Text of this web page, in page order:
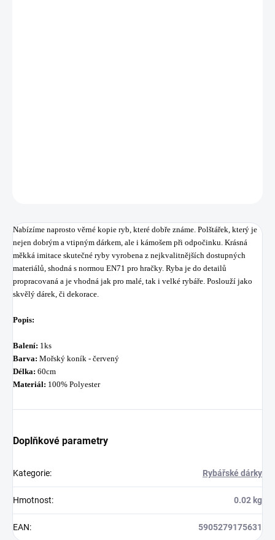
Nabízíme naprosto věrné kopie ryb, které dobře známe. Polštářek, který je
nejen dobrým a vtipným dárkem, ale i kámošem při odpočinku. Krásná
měkká imitace skutečné ryby vyrobena z nejkvalitnějších dostupných
materiálů, shodná s normou EN71 pro hračky. Ryba je do detailů
propracovaná a je vhodná jak pro malé, tak i velké rybáře. Poslouží jako
skvělý dárek, či dekorace.
Popis:
Balení: 1ks
Barva: Mořský koník - červený
Délka: 60cm
Materiál: 100% Polyester
Doplňkové parametry
Kategorie: Rybářské dárky
Hmotnost: 0.02 kg
EAN: 5905279175631